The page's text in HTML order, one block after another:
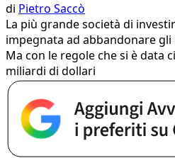
di Pietro Saccò
La più grande società di
impegnata ad abbandonare
Ma con le regole che si è data
miliardi di dollari